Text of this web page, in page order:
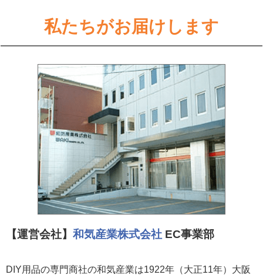
私たちがお届けします
【運営会社】 和気産業株式会社 EC事業部
DIY用品の専門商社の和気産業は1922年（大正11年）大阪